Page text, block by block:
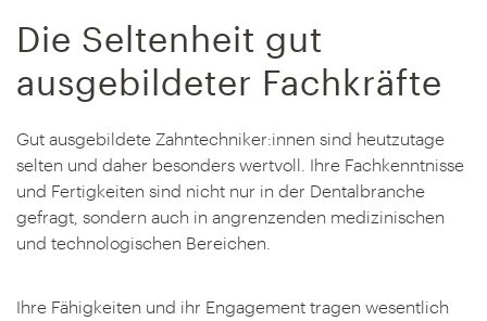
Die Seltenheit gut
ausgebildeter Fachkräfte
Gut ausgebildete Zahntechniker:innen sind heutzutage
selten und daher besonders wertvoll. Ihre Fachkenntnisse
und Fertigkeiten sind nicht nur in der Dentalbranche
gefragt, sondern auch in angrenzenden medizinischen
und technologischen Bereichen.
Ihre Fähigkeiten und ihr Engagement tragen wesentlich